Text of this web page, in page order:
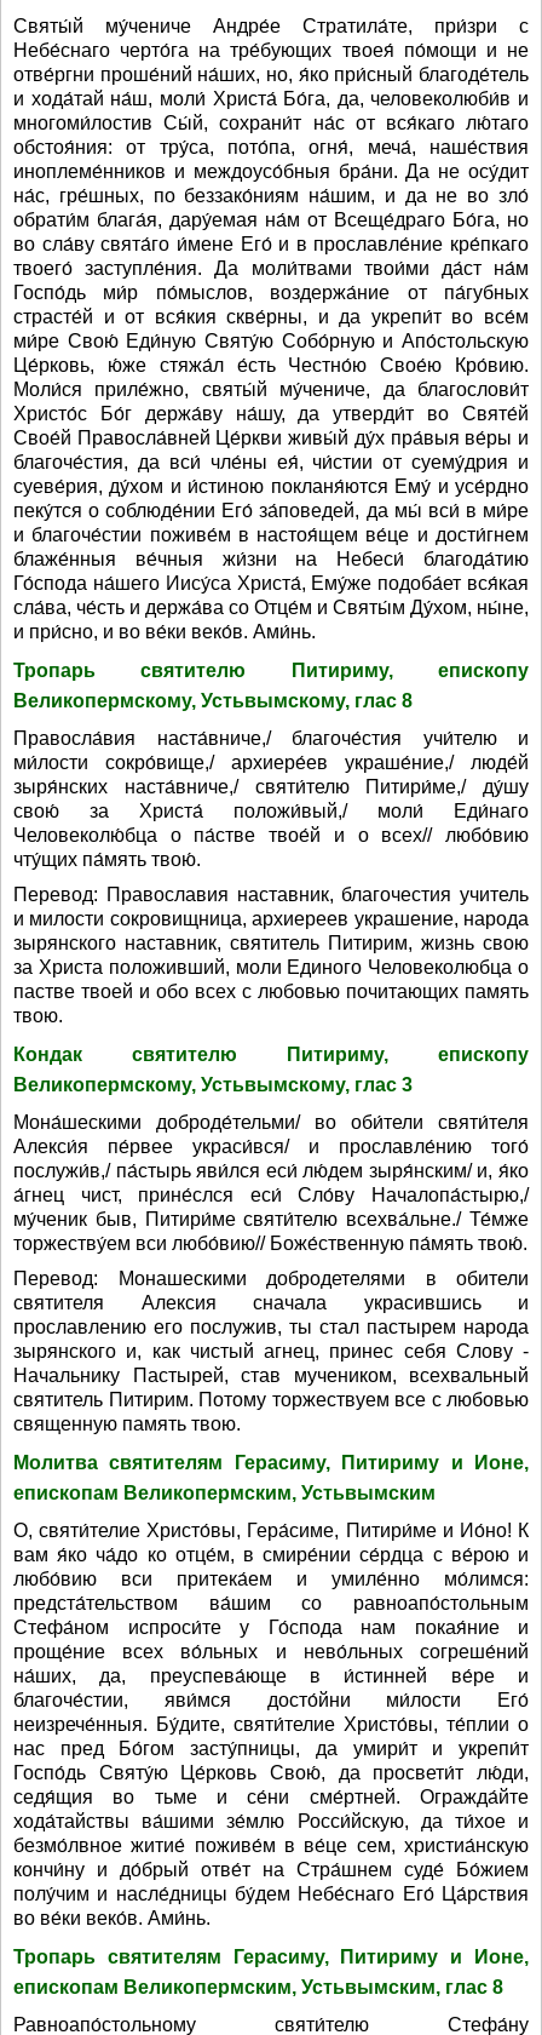
Святы́й му́чениче Андре́е Стратила́те, при́зри с
Небе́снаго черто́га на тре́бующих твоея́ по́мощи и не
отве́ргни проше́ний на́ших, но, я́ко при́сный благоде́тель
и хода́тай на́ш, моли́ Христа́ Бо́га, да, человеколюби́в и
многоми́лостив Сы́й, сохрани́т на́с от вся́каго лю́таго
обстоя́ния: от тру́са, пото́па, огня́, меча́, наше́ствия
иноплеме́нников и междоусо́бныя бра́ни. Да не осу́дит
на́с, гре́шных, по беззако́ниям на́шим, и да не во зло́
обрати́м блага́я, дару́емая на́м от Всеще́драго Бо́га, но
во сла́ву свята́го и́мене Его́ и в прославле́ние кре́пкаго
твоего́ заступле́ния. Да моли́твами твои́ми да́ст на́м
Госпо́дь ми́р по́мыслов, воздержа́ние от па́губных
страсте́й и от вся́кия скве́рны, и да укрепи́т во все́м
ми́ре Свою́ Еди́ную Святу́ю Собо́рную и Апо́стольскую
Це́рковь, ю́же стяжа́л е́сть Честно́ю Свое́ю Кро́вию.
Моли́ся приле́жно, святы́й му́чениче, да благослови́т
Христо́с Бо́г держа́ву на́шу, да утверди́т во Святе́й
Свое́й Правосла́вней Це́ркви живы́й ду́х пра́выя ве́ры и
благоче́стия, да вси́ чле́ны ея́, чи́стии от суему́дрия и
суеве́рия, ду́хом и и́стиною покланя́ются Ему́ и усе́рдно
пеку́тся о соблюде́нии Его́ за́поведей, да мы́ вси́ в ми́ре
и благоче́стии поживе́м в настоя́щем ве́це и дости́гнем
блаже́нныя ве́чныя жи́зни на Небеси́ благода́тию
Го́спода на́шего Иису́са Христа́, Ему́же подоба́ет вся́кая
сла́ва, че́сть и держа́ва со Отце́м и Святы́м Ду́хом, ны́не,
и при́сно, и во ве́ки веко́в. Ами́нь.
Тропарь святителю Питириму, епископу
Великопермскому, Устьвымскому, глас 8
Правосла́вия наста́вниче,/ благоче́стия учи́телю и
ми́лости сокро́вище,/ архиере́ев украше́ние,/ люде́й
зыря́нских наста́вниче,/ святи́телю Питири́ме,/ ду́шу
свою́ за Христа́ положи́вый,/ моли́ Еди́наго
Человеколю́бца о па́стве твое́й и о всех// любо́вию
чту́щих па́мять твою́.
Перевод: Православия наставник, благочестия учитель
и милости сокровищница, архиереев украшение, народа
зырянского наставник, святитель Питирим, жизнь свою
за Христа положивший, моли Единого Человеколюбца о
пастве твоей и обо всех с любовью почитающих память
твою.
Кондак святителю Питириму, епископу
Великопермскому, Устьвымскому, глас 3
Мона́шескими доброде́тельми/ во оби́тели святи́теля
Алекси́я пе́рвее украси́вся/ и прославле́нию того́
послужи́в,/ па́стырь яви́лся еси́ лю́дем зыря́нским/ и, я́ко
а́гнец чист, прине́слся еси́ Сло́ву Началопа́стырю,/
му́ченик быв, Питири́ме святи́телю всехва́льне./ Те́мже
торжеству́ем вси любо́вию// Боже́ственную па́мять твою́.
Перевод: Монашескими добродетелями в обители
святителя Алексия сначала украсившись и
прославлению его послужив, ты стал пастырем народа
зырянского и, как чистый агнец, принес себя Слову -
Начальнику Пастырей, став мучеником, всехвальный
святитель Питирим. Потому торжествуем все с любовью
священную память твою.
Молитва святителям Герасиму, Питириму и Ионе,
епископам Великопермским, Устьвымским
О, святи́телие Христо́вы, Гера́симе, Питири́ме и Ио́но! К
вам я́ко ча́до ко отце́м, в смире́нии се́рдца с ве́рою и
любо́вию вси притека́ем и умиле́нно мо́лимся:
предста́тельством ва́шим со равноапо́стольным
Стефа́ном испроси́те у Го́спода нам покая́ние и
проще́ние всех во́льных и нево́льных согреше́ний
на́ших, да, преуспева́юще в и́стинней ве́ре и
благоче́стии, яви́мся досто́йни ми́лости Его́
неизрече́нныя. Бу́дите, святи́телие Христо́вы, те́плии о
нас пред Бо́гом засту́пницы, да умири́т и укрепи́т
Госпо́дь Святу́ю Це́рковь Свою́, да просвети́т лю́ди,
седя́­щия во тьме и се́ни сме́ртней. Огражда́йте
хода́тайствы ва́­шими зе́млю Росси́йскую, да ти́хое и
безмо́лвное житие́ поживе́м в ве́це сем, христиа́нскую
кончи́ну и до́брый отве́т на Стра́шнем суде́ Бо́жи­ем
полу́чим и насле́дницы бу́дем Небе́снаго Его́ Ца́рствия
во ве́ки веко́в. Ами́нь.
Тропарь святителям Герасиму, Питириму и Ионе,
епископам Великопермским, Устьвымским, глас 8
Равноапо́стольному святи́телю Стефа́ну